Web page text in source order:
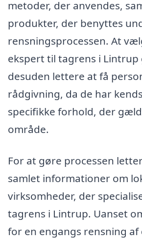
metoder, der anvendes,
produkter, der benyttes
rensningsprocessen. At
ekspert til tagrens i Lintrup
desuden lettere at få
rådgivning, da de har
specifikke forhold, der
område.
For at gøre processen
samlet informationer om
virksomheder, der
tagrens i Lintrup. Uanset
for en engangs rensning